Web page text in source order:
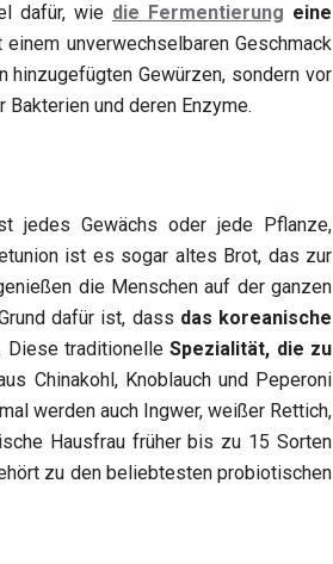
dafür, wie die Fermentierung eine
einem unverwechselbaren Geschmack
hinzugefügten Gewürzen, sondern vor
und deren Enzyme.
jedes Gewächs oder jede Pflanze,
ist es sogar altes Brot, das zur
die Menschen auf der ganzen
dafür ist, dass das koreanische
Diese traditionelleSpezialität, die zu
Chinakohl, Knoblauch und Peperoni
werden auch Ingwer, weißer Rettich,
Hausfrau früher bis zu 15 Sorten
zu den beliebtesten probiotischen